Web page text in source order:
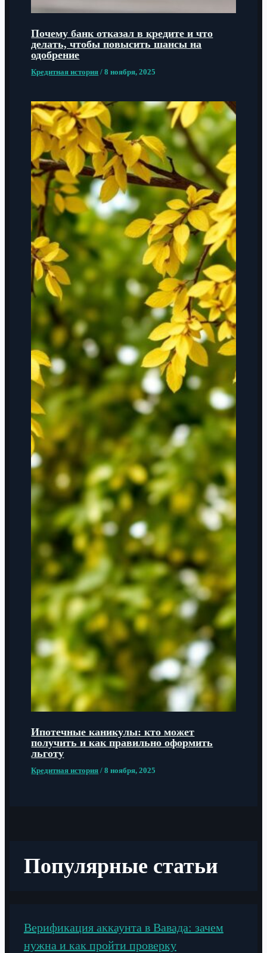
Почему банк отказал в кредите и что
делать, чтобы повысить шансы на
одобрение
Кредитная история /8 ноября, 2025
Ипотечные каникулы: кто может
получить и как правильно оформить
льготу
Кредитная история /8 ноября, 2025
Популярные статьи
Верификация аккаунта в Вавада: зачем
нужна и как пройти проверку